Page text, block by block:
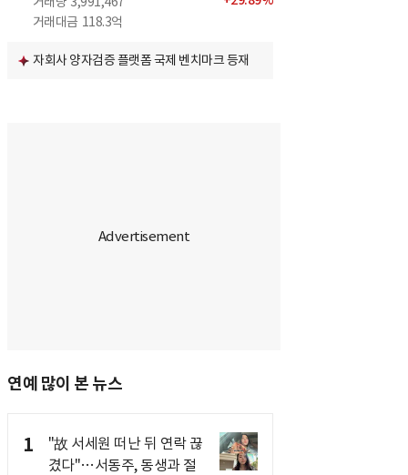
거래대금 118.3억
자회사 양자검증 플랫폼 국제 벤치마크 등재
연예 많이 본 뉴스
1
"故 서세원 떠난 뒤 연락 끊
겼다"…서동주, 동생과 절